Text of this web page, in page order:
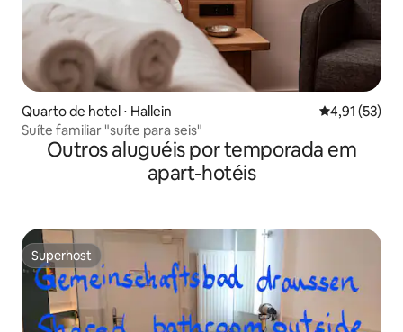
Quarto de hotel ⋅ Hallein 4,91 de uma
4,91 (53)
Suíte familiar "suíte para seis"
Outros aluguéis por temporada em
apart-hotéis
Superhost
Superhost